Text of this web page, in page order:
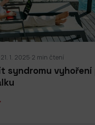
21. 1. 2025·2 min čtení
syndromu vyhoření